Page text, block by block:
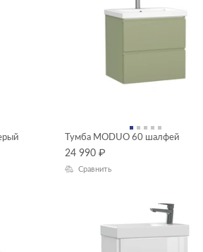
Тумба MODUO 60 шалфей
24 990 ₽
Сравнить